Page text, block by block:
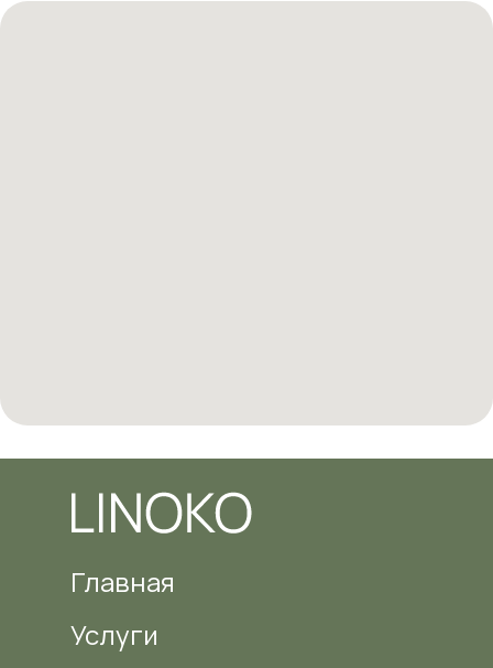
Главная
Услуги